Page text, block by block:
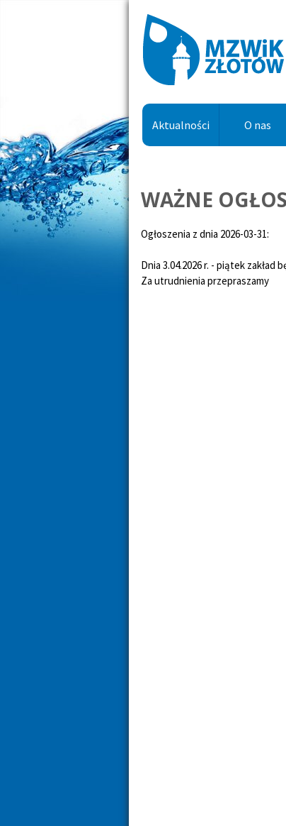
Aktualności O nas
WAŻNE
Ogłoszenia z dnia 2026-03-31:
Dnia 3.04.2026 r. - piątek zakład
Za utrudnienia przepraszamy